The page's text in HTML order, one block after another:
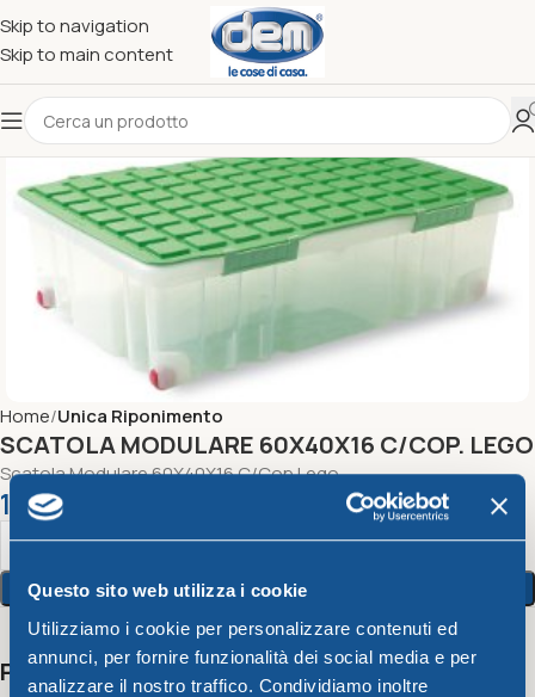
Questo sito web utilizza i cookie
Utilizziamo i cookie per personalizzare contenuti ed
annunci, per fornire funzionalità dei social media e per
analizzare il nostro traffico. Condividiamo inoltre
Skip to navigation
Skip to main content
Home Unica Riponimento
SCATOLA MODULARE 60X40X16 C/COP. LEGO
Scatola Modulare 60X40X16 C/Cop.Lego
16,36
Aggiungi Al Carrello
Potrebbero interessarti anche